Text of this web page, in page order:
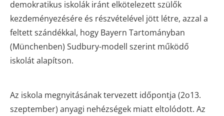
demokratikus iskolák iránt elkötelezett szülők
kezdeményezésére és részvételével jött létre, azzal a
feltett szándékkal, hogy Bayern Tartományban
(Münchenben) Sudbury-modell szerint működő
iskolát alapítson.
Az iskola megnyitásának tervezett időpontja (2o13.
szeptember) anyagi nehézségek miatt eltolódott. Az